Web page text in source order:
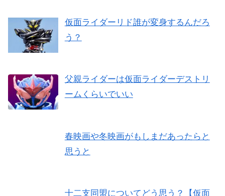
仮面ライダーリド誰が変身するんだろ
う？
父親ライダーは仮面ライダーデストリ
ームくらいでいい
春映画や冬映画がもしまだあったらと
思うと
十二支同盟についてどう思う？【仮面